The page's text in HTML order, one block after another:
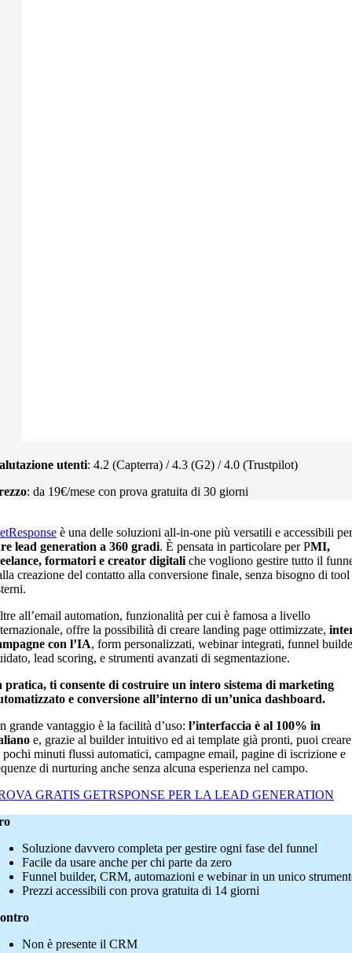
utenti: 4.2 (Capterra) / 4.3 (G2) / 4.0 (Trustpilot)
: da 19€/mese con prova gratuita di 30 giorni
è una delle soluzioni all-in-one più versatili e accessibili per
lead generation a 360 gradi. È pensata in particolare per PMI,
formatori e creator digitali che vogliono gestire tutto il
creazione del contatto alla conversione finale, senza bisogno di tool
all’email automation, funzionalità per cui è famosa a livello
offre la possibilità di creare landing page ottimizzate,
con l’IA, form personalizzati, webinar integrati, funnel
lead scoring, e strumenti avanzati di segmentazione.
pratica, ti consente di costruire un intero sistema di marketing
e conversione all’interno di un’unica dashboard.
grande vantaggio è la facilità d’uso: l’interfaccia è al 100% in
e, grazie al builder intuitivo ed ai template già pronti, puoi creare
pochi minuti flussi automatici, campagne email, pagine di iscrizione e
di nurturing anche senza alcuna esperienza nel campo.
GRATIS GETRSPONSE PER LA LEAD GENERATION
Soluzione davvero completa per gestire ogni fase del funnel
Facile da usare anche per chi parte da zero
Funnel builder, CRM, automazioni e webinar in un unico
Prezzi accessibili con prova gratuita di 14 giorni
Non è presente il CRM